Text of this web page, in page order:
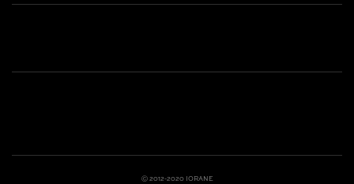
Nossas Lojas
Ⓒ 2012-2020 IORANE